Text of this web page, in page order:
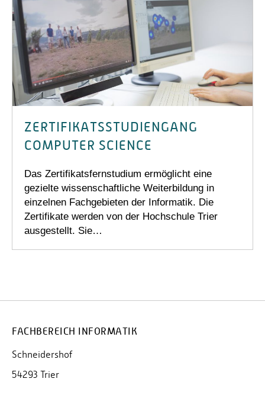
ZERTIFIKATSSTUDIENGANG
COMPUTER SCIENCE
Das Zertifikatsfernstudium ermöglicht eine
gezielte wissenschaftliche Weiterbildung in
einzelnen Fachgebieten der Informatik. Die
Zertifikate werden von der Hochschule Trier
ausgestellt. Sie…
FACHBEREICH INFORMATIK
Schneidershof
54293 Trier